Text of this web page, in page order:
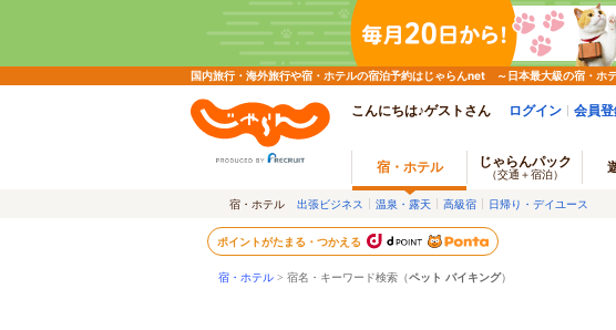
国内旅行・海外旅行や宿・ホテルの宿泊予約はじゃらんnet ～日本最大級の宿・ホ
こんにちは♪ゲストさん ログイン 会員
宿・ホテル じゃらんパック
（交通＋宿泊）
宿・ホテル 出張ビジネス 温泉・露天 高級宿 日帰り・デイユース
ポイントがたまる・つかえる
宿・ホテル > 宿名・キーワード検索（ペット バイキング）